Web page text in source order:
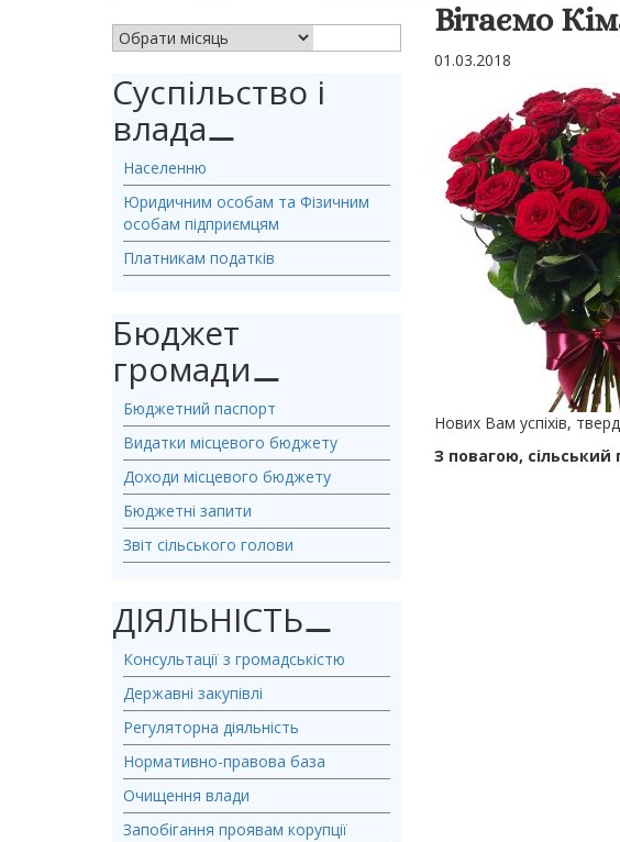
АРХІВ НОВИН
Суспільство і
влада⚊
Населенню
Юридичним особам та Фізичним
особам підприємцям
Платникам податків
Бюджет
громади⚊
Бюджетний паспорт
Видатки місцевого бюджету
Доходи місцевого бюджету
Бюджетні запити
Звіт сільського голови
ДІЯЛЬНІСТЬ⚊
Консультації з громадськістю
Державні закупівлі
Регуляторна діяльність
Нормативно-правова база
Очищення влади
Запобігання проявам корупції
Вітаємо
01.03.2018
Нових Вам успіхів,
З повагою,